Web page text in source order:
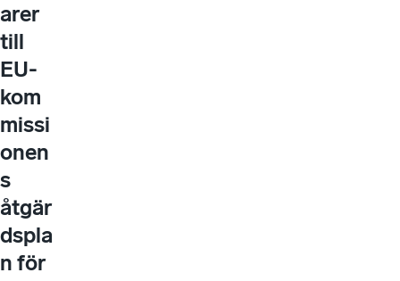
arer
till
EU-
kom
missi
onen
s
åtgär
dspla
n för